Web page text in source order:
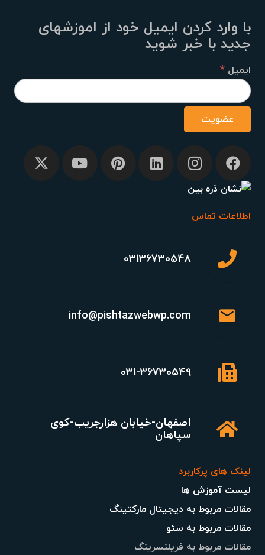
با وارد کردن ایمیل خود از اموزشهای
جدید با خبر شوید
ایمیل *
اطلاعات تماس
03136730548
mail
info@pishtazwebwp.com
031-36730549
اصفهان-خیابان هزارجریب-کوی
سپاهان
لینک های پرکاربرد
لیست آموزش ها
مقالات مربوط به دیجیتال مارکتینگ
مقالات مربوط به سئو
مقالات مربوط به فریلنسرینگ